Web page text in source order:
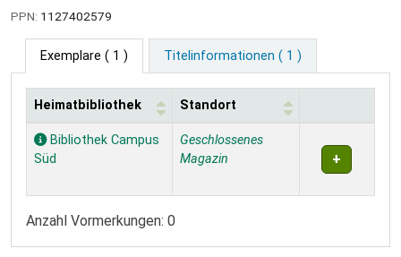
PPN: 1127402579
Exemplare ( 1 ) Titelinformationen ( 1 )
Exemplare
Heimatbibliothek Standort
Bibliothek Campus
Süd
Geschlossenes
Magazin
Anzahl Vormerkungen: 0